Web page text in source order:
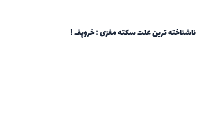
ناشناخته ترین علت سکته مغزی : خروپف !